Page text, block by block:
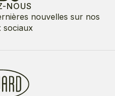
NOUS
nouvelles sur nos
sociaux